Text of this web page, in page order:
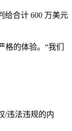
给合计 600 万美元
格的体验。“我们
/违法违规的内